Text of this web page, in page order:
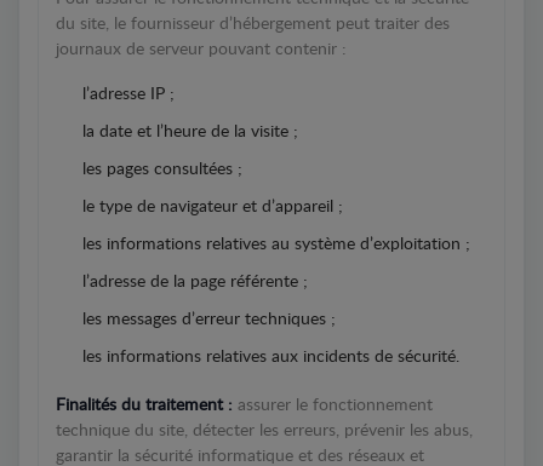
du site, le fournisseur d’hébergement peut traiter des
journaux de serveur pouvant contenir :
l’adresse IP ;
la date et l’heure de la visite ;
les pages consultées ;
le type de navigateur et d’appareil ;
les informations relatives au système d’exploitation ;
l’adresse de la page référente ;
les messages d’erreur techniques ;
les informations relatives aux incidents de sécurité.
Finalités du traitement : assurer le fonctionnement
technique du site, détecter les erreurs, prévenir les abus,
garantir la sécurité informatique et des réseaux et